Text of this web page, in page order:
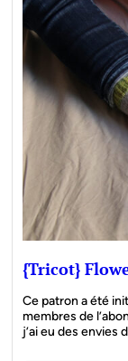
{Tricot}
Ce patron a été
membres de
j’ai eu des envies